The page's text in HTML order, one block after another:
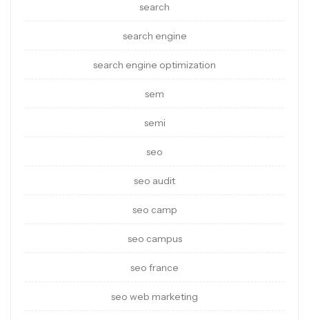
search
search engine
search engine optimization
sem
semi
seo
seo audit
seo camp
seo campus
seo france
seo web marketing